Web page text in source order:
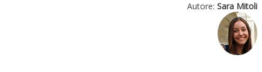
Autore: Sara Mitoli